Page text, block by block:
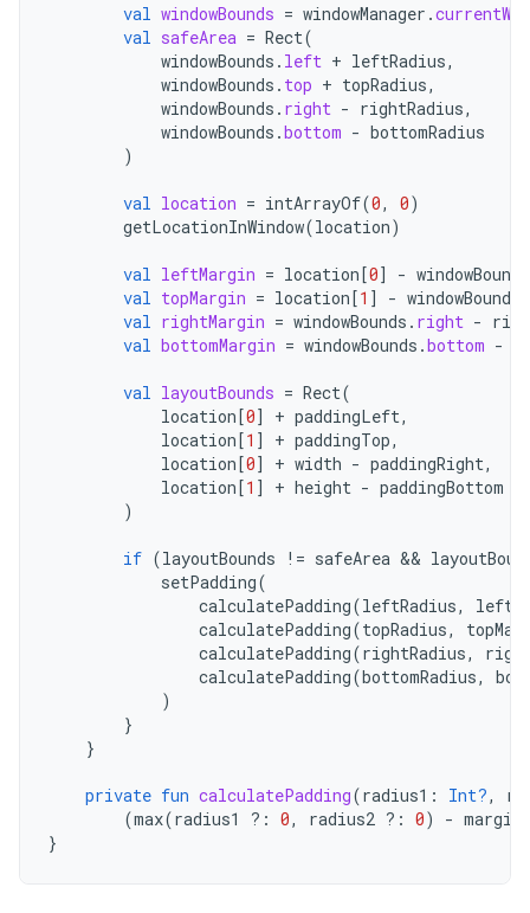
val windowBounds = windowManager .
val safeArea = Rect(
windowBounds . left + leftRadius,
windowBounds . top + topRadius,
windowBounds . right - rightRadius,
windowBounds .bottom - bottomRadius
)
val location = intArrayOf(0, 0)
getLocationInWindow(location)
val leftMargin = location[0] - windowBounds
val topMargin = location[1 ] - windowBounds
val rightMargin = windowBounds . right -
val bottomMargin = windowBounds .bottom -
val layoutBounds = Rect(
location[0] + paddingLeft,
location[1 ] + paddingTop,
location[0] + width - paddingRight,
location[1 ] + height - paddingBottom
)
if (layoutBounds != safeArea &&
setPadding(
calculatePadding(leftRadius,
calculatePadding(topRadius,
calculatePadding(rightRadius,
calculatePadding(bottomRadius,
)
}
}
private fun calculatePadding(radius1 : Int?,
(max(radius1 ?: 0, radius2 ?: 0) - margin
}